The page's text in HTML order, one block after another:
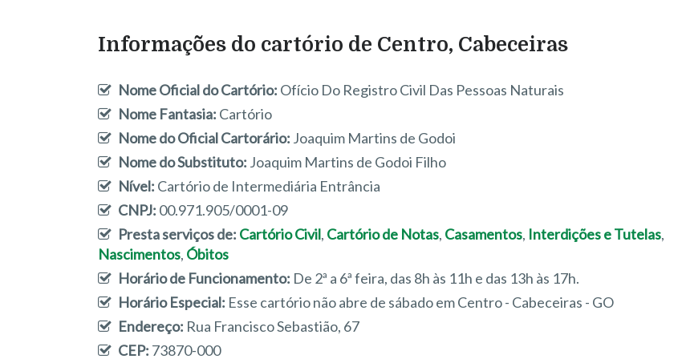
Informações do cartório de Centro, Cabeceiras
Nome Oficial do Cartório: Ofício Do Registro Civil Das Pessoas Naturais
Nome Fantasia: Cartório
Nome do Oficial Cartorário: Joaquim Martins de Godoi
Nome do Substituto: Joaquim Martins de Godoi Filho
Nível: Cartório de Intermediária Entrância
CNPJ: 00.971.905/0001-09
Presta serviços de: Cartório Civil, Cartório de Notas, Casamentos, Interdições e Tutelas,
Nascimentos, Óbitos
Horário de Funcionamento: De 2ª a 6ª feira, das 8h às 11h e das 13h às 17h.
Horário Especial: Esse cartório não abre de sábado em Centro - Cabeceiras - GO
Endereço: Rua Francisco Sebastião, 67
CEP: 73870-000